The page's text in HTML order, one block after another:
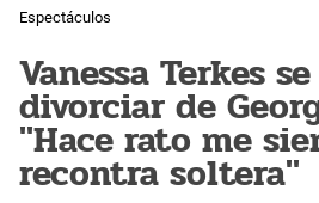
Espectáculos
Vanessa Terkes
divorciar de
"Hace rato me
recontra soltera"